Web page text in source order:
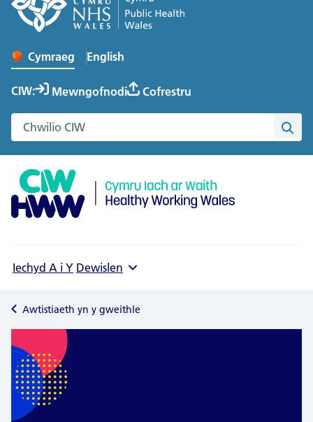
Newid iaith y wefan
Cymraeg English
– Change the language to English
CIW: Mewngofnodi Cofrestru
Chwilio gwefan Cymru Iach ar Waith
Iechyd A i Y Dewislen
Awtistiaeth yn y gweithle